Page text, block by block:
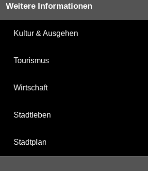
Weitere Informationen
Kultur & Ausgehen
Tourismus
Wirtschaft
Stadtleben
Stadtplan